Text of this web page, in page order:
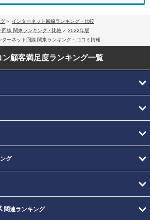
インターネット回線ランキング・比較
線 関東ランキング・比較
2022年版
ーネット回線 関東ランキング・口コミ情報
ン顧客満足度ランキング一覧
グ
関連ランキング